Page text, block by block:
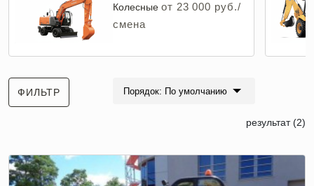
Колесные от 23 000 руб./
смена
ФИЛЬТР Порядок: По умолчанию
результат (2)